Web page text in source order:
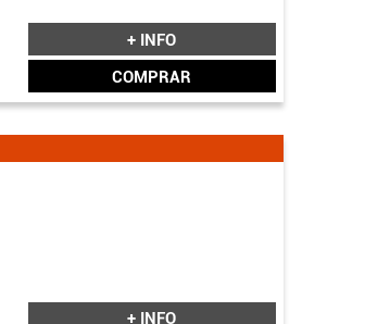
+ INFO
COMPRAR
+ INFO